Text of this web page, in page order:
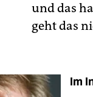
und das
geht das
Im